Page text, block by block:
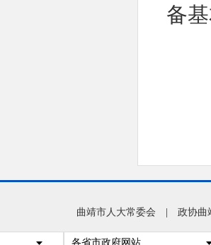
备
曲靖市人大常委会 政协曲
各省市政府网站